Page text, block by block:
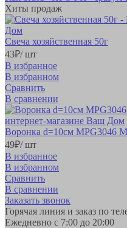
Хиты продаж
Свеча хозяйственная 50г
43₽/ шт
В избранное
В избранном
Сравнить
В сравнении
Воронка d=10см
49₽/ шт
В избранное
В избранном
Сравнить
В сравнении
Заказать звонок
Горячая линия и заказ по
Ежедневно с 7:00 до 20:00